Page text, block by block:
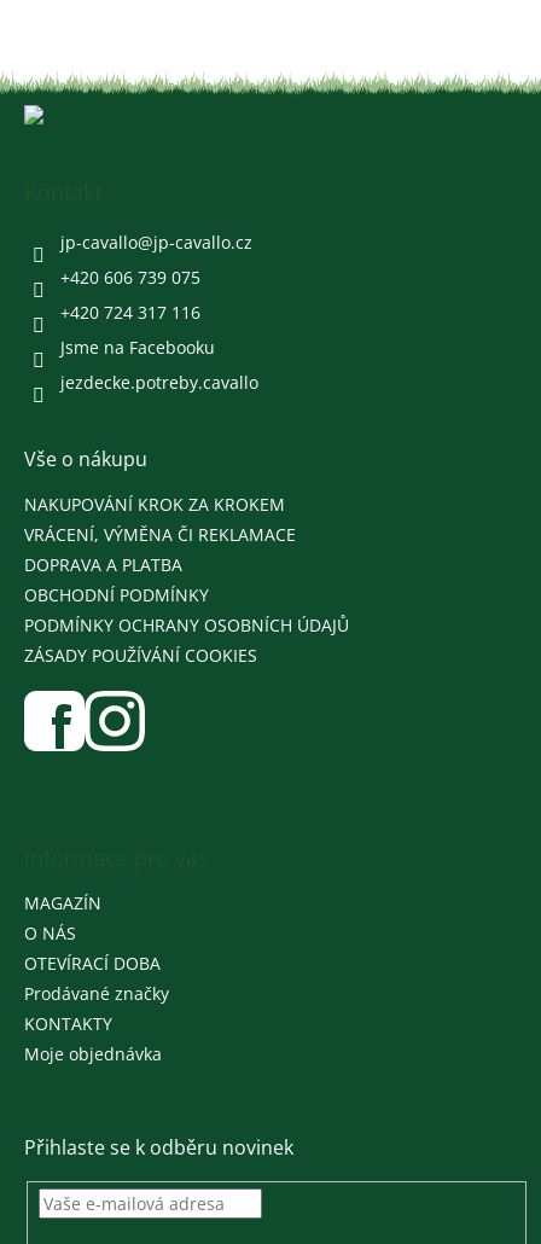
jp-cavallo@jp-cavallo.cz
+420 606 739 075
+420 724 317 116
Jsme na Facebooku
jezdecke.potreby.cavallo
Vše o nákupu
NAKUPOVÁNÍ KROK ZA KROKEM
VRÁCENÍ, VÝMĚNA ČI REKLAMACE
DOPRAVA A PLATBA
OBCHODNÍ PODMÍNKY
PODMÍNKY OCHRANY OSOBNÍCH ÚDAJŮ
ZÁSADY POUŽÍVÁNÍ COOKIES
MAGAZÍN
O NÁS
OTEVÍRACÍ DOBA
Prodávané značky
KONTAKTY
Moje objednávka
Přihlaste se k odběru novinek